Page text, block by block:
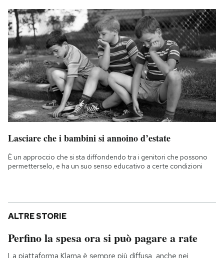
Lasciare che i bambini si annoino d’estate
È un approccio che si sta diffondendo tra i genitori che possono
permetterselo, e ha un suo senso educativo a certe condizioni
ALTRE STORIE
Perfino la spesa ora si può pagare a rate
La piattaforma Klarna è sempre più diffusa, anche nei